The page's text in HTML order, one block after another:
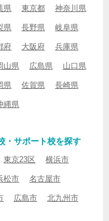
県 東京都 神奈川県
県 長野県 岐阜県
府 大阪府 兵庫県
山県 広島県 山口県
県 佐賀県 長崎県
縄県
・サポート校を探す
東京23区 横浜市
松市 名古屋市
広島市 北九州市